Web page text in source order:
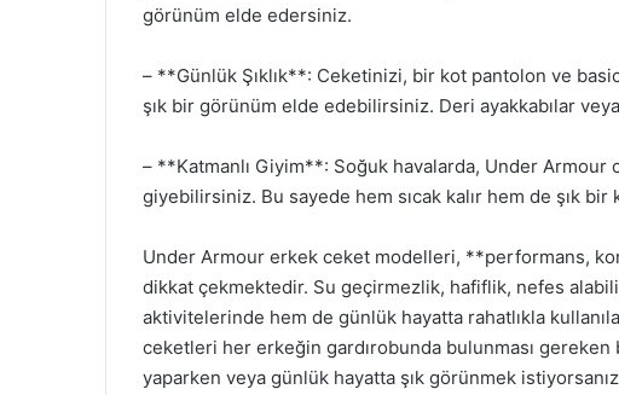
görünüm elde edersiniz.
– **Günlük Şıklık**: Ceketinizi, bir kot pantolon ve
şık bir görünüm elde edebilirsiniz. Deri ayakkabılar
– **Katmanlı Giyim**: Soğuk havalarda, Under
giyebilirsiniz. Bu sayede hem sıcak kalır hem de şık
Under Armour erkek ceket modelleri, **performans,
dikkat çekmektedir. Su geçirmezlik, hafiflik, nefes
aktivitelerinde hem de günlük hayatta rahatlıkla
ceketleri her erkeğin gardırobunda bulunması
yaparken veya günlük hayatta şık görünmek